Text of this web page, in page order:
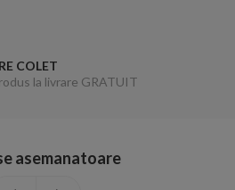
COLET
la livrare GRATUIT
asemanatoare